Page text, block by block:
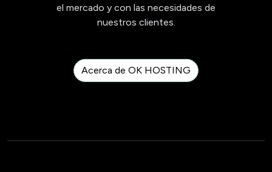
el mercado y con las necesidades de
nuestros clientes.
Acerca de OK HOSTING